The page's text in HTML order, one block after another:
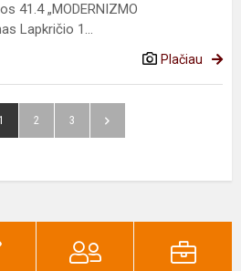
41.4 „MODERNIZMO
Lapkričio 1...
Plačiau
2 3